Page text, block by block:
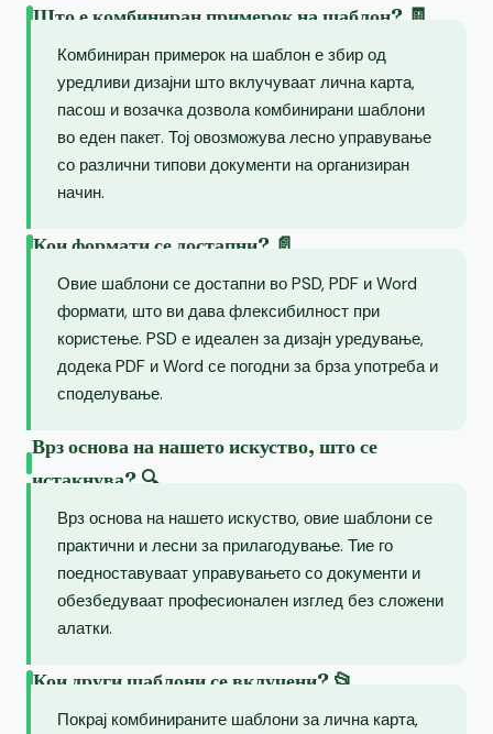
Што е комбиниран примерок на шаблон? 🧾
Комбиниран примерок на шаблон е збир од
уредливи дизајни што вклучуваат лична карта,
пасош и возачка дозвола комбинирани шаблони
во еден пакет. Тој овозможува лесно управување
со различни типови документи на организиран
начин.
Кои формати се достапни? 📄
Овие шаблони се достапни во PSD, PDF и Word
формати, што ви дава флексибилност при
користење. PSD е идеален за дизајн уредување,
додека PDF и Word се погодни за брза употреба и
споделување.
Врз основа на нашето искуство, што се
истакнува? 🔍
Врз основа на нашето искуство, овие шаблони се
практични и лесни за прилагодување. Тие го
поедноставуваат управувањето со документи и
обезбедуваат професионален изглед без сложени
алатки.
Кои други шаблони се вклучени? 📂
Покрај комбинираните шаблони за лична карта,